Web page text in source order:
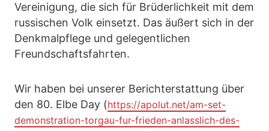
Vereinigung, die sich für Brüderlichkeit mit dem
russischen Volk einsetzt. Das äußert sich in der
Denkmalpflege und gelegentlichen
Freundschaftsfahrten.
Wir haben bei unserer Berichterstattung über
den 80. Elbe Day (https://apolut.net/am-set-
demonstration-torgau-fur-frieden-anlasslich-des-